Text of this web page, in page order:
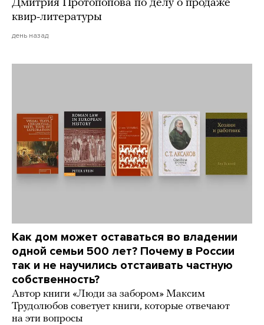
Дмитрия Протопопова по делу о продаже
квир-литературы
день назад
Как дом может оставаться во владении
одной семьи 500 лет? Почему в России
так и не научились отстаивать частную
собственность?
Автор книги «Люди за забором» Максим
Трудолюбов советует книги, которые отвечают
на эти вопросы